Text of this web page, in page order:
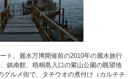
ト。麗水万博開催前の2010年の麗水旅行
鎮南館、梧桐島入口の紫山公園の眺望地
グルメ街で、タチウオの煮付け（カルチチ